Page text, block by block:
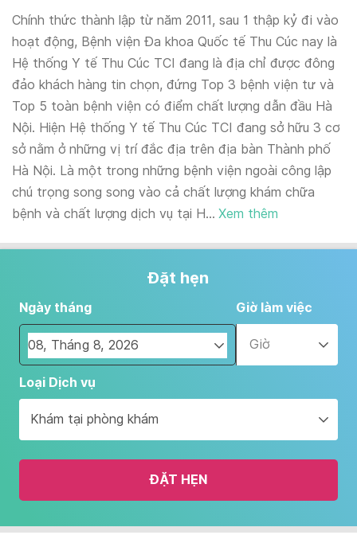
Chính thức thành lập từ năm 2011, sau 1 thập kỷ đi vào
hoạt động, Bệnh viện Đa khoa Quốc tế Thu Cúc nay là
Hệ thống Y tế Thu Cúc TCI đang là địa chỉ được đông
đảo khách hàng tin chọn, đứng Top 3 bệnh viện tư và
Top 5 toàn bệnh viện có điểm chất lượng dẫn đầu Hà
Nội. Hiện Hệ thống Y tế Thu Cúc TCI đang sở hữu 3 cơ
sở nằm ở những vị trí đắc địa trên địa bàn Thành phố
Hà Nội. Là một trong những bệnh viện ngoài công lập
chú trọng song song vào cả chất lượng khám chữa
bệnh và chất lượng dịch vụ tại H... Xem thêm
Đặt hẹn
Ngày tháng
Navigate
forward
interact
with
the
and
Giờ làm việc
Giờ
Loại Dịch vụ
Khám tại phòng khám
ĐẶT HẸN